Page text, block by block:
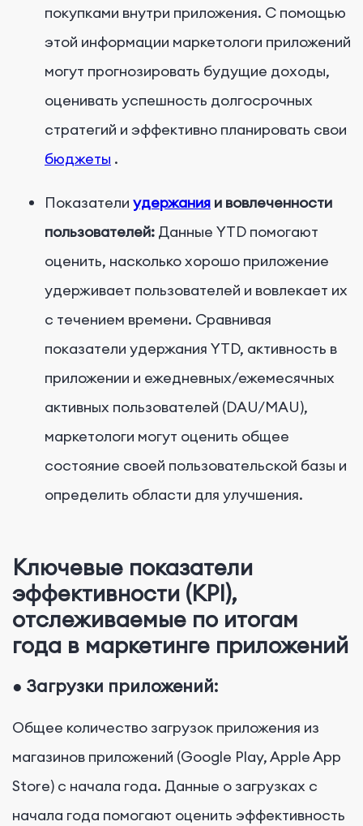
покупками внутри приложения. С помощью
этой информации маркетологи приложений
могут прогнозировать будущие доходы,
оценивать успешность долгосрочных
стратегий и эффективно планировать свои
бюджеты .
Показатели удержания и вовлеченности
пользователей: Данные YTD помогают
оценить, насколько хорошо приложение
удерживает пользователей и вовлекает их
с течением времени. Сравнивая
показатели удержания YTD, активность в
приложении и ежедневных/ежемесячных
активных пользователей (DAU/MAU),
маркетологи могут оценить общее
состояние своей пользовательской базы и
определить области для улучшения.
Ключевые показатели
эффективности (KPI),
отслеживаемые по итогам
года в маркетинге приложений
● Загрузки приложений:
Общее количество загрузок приложения из
магазинов приложений (Google Play, Apple App
Store) с начала года. Данные о загрузках с
начала года помогают оценить эффективность